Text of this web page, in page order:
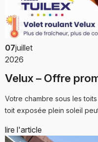
07juillet
2026
Velux – Offre
Votre chambre sous les
toit exposée plein soleil
lire l'article